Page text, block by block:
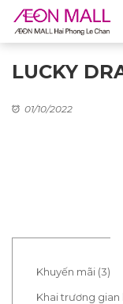
LUCKY
01/10/2022
Khuyến mãi (3)
Khai trương gian